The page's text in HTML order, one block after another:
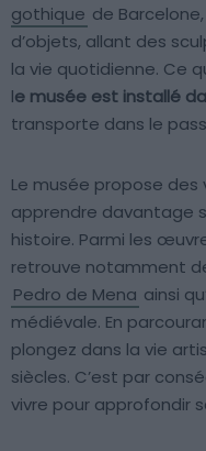
gothique de
d’objets, allant des
la vie quotidienne. Ce
le musée est installé
transporte dans le
Le musée propose
apprendre davantage
histoire. Parmi les
retrouve notamment
Pedro de Mena ainsi
médiévale. En
plongez dans la vie
siècles. C’est par
vivre pour approfondir